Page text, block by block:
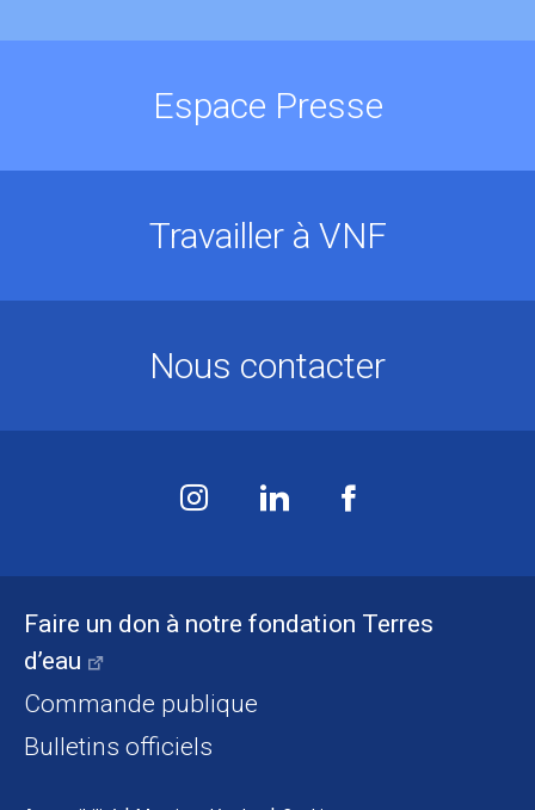
Faire un don à notre fondation Terres
d’eau
Commande publique
Bulletins officiels
Espace Presse
Travailler à VNF
Nous contacter